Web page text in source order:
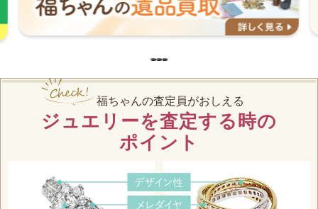
福ちゃんの査定員がおしえる
ジュエリーを査定する時の
ポイント